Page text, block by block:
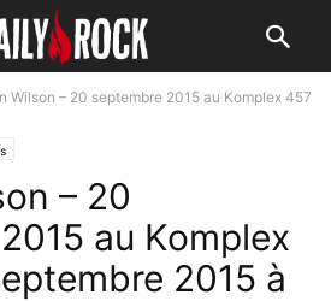
Wilson – 20 septembre 2015 au Komplex 457
– 20
au Komplex
2015 à